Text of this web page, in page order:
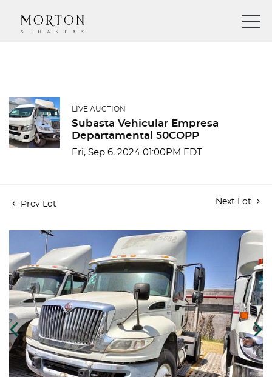
LIVE AUCTION
Subasta Vehicular Empresa
Departamental 50COPP
Fri, Sep 6, 2024 01:00PM EDT
Prev Lot Next Lot